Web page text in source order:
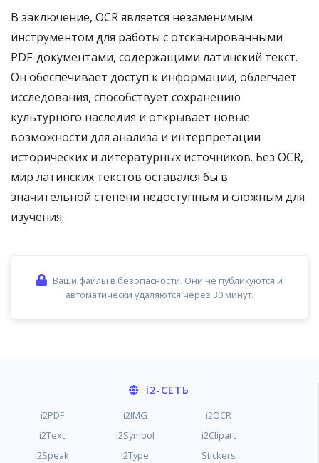
В заключение, OCR является незаменимым
инструментом для работы с отсканированными
PDF-документами, содержащими латинский текст.
Он обеспечивает доступ к информации, облегчает
исследования, способствует сохранению
культурного наследия и открывает новые
возможности для анализа и интерпретации
исторических и литературных источников. Без OCR,
мир латинских текстов оставался бы в
значительной степени недоступным и сложным для
изучения.
Ваши файлы в безопасности. Они не публикуются и
автоматически удаляются через 30 минут.
i2-СЕТЬ
i2PDF i2IMG
i2OCR
i2Text
i2Symbol
i2Clipart
i2Speak
i2Type Stickers